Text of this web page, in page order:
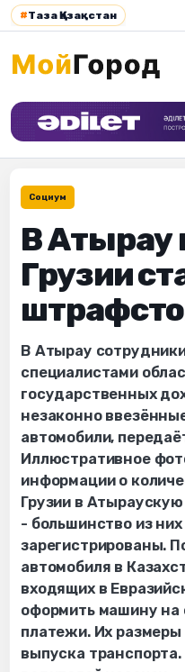
#Таза Қазақстан
Социум
В
Грузии
В Атырау
специалистами
государственных
незаконно
автомобили,
Иллюстративное
информации о
Грузии в
- большинство из
зарегистрированы.
автомобиля в
входящих в
оформить машину на
платежи. Их размеры
выпуска